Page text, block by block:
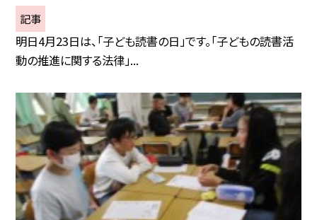
記事
明日4月23日は、「子ども読書の日」です。「子どもの読書活
動の推進に関する法律」...